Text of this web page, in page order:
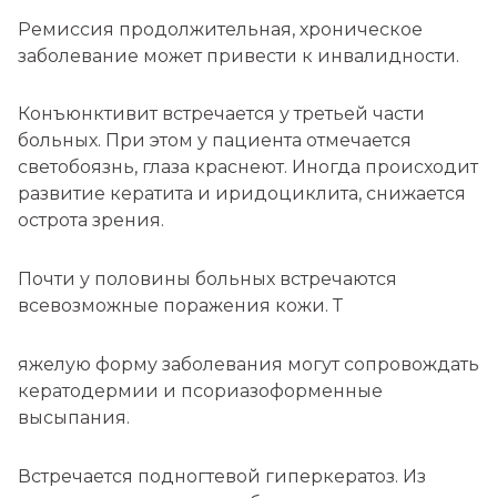
Ремиссия продолжительная, хроническое
заболевание может привести к инвалидности.
Конъюнктивит встречается у третьей части
больных. При этом у пациента отмечается
светобоязнь, глаза краснеют. Иногда происходит
развитие кератита и иридоциклита, снижается
острота зрения.
Почти у половины больных встречаются
всевозможные поражения кожи. Т
яжелую форму заболевания могут сопровождать
кератодермии и псориазоформенные
высыпания.
Встречается подногтевой гиперкератоз. Из